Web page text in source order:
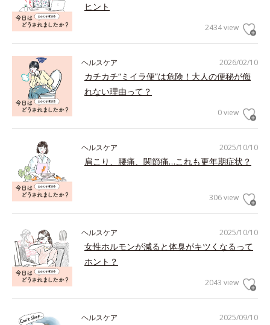
ヒント
2434 view
2026/02/10
ヘルスケア
カチカチ“ミイラ便”は危険！大人の便秘が侮
れない理由って？
0 view
2025/10/10
ヘルスケア
肩こり、腰痛、関節痛…これも更年期症状？
306 view
2025/10/10
ヘルスケア
女性ホルモンが減ると体臭がキツくなるって
ホント？
2043 view
2025/09/10
ヘルスケア